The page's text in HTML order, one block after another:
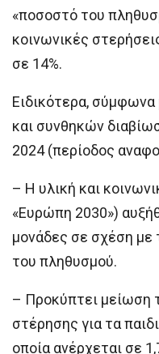
«ποσοστό του
κοινωνικές
σε 14%.
Ειδικότερα,
και συνθηκών
2024 (περίοδος
– Η υλική και
«Ευρώπη 2030»)
μονάδες σε σχέση με
του πληθυσμού.
– Προκύπτει μείωση
στέρησης για τα
οποία ανέρχεται σε